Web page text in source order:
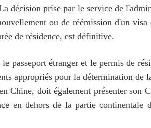
décision prise par le service de
ou de réémission d'un
de résidence, est définitive.
étranger et le permis de
appropriés pour la détermination de
Chine, doit également présenter son
en dehors de la partie continentale